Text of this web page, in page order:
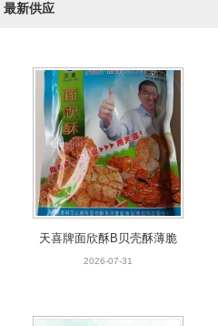
最新供应
天喜牌面欣酥B贝壳酥薄脆
开口酥猫耳酥酥饼等膨松酥
2026-07-31